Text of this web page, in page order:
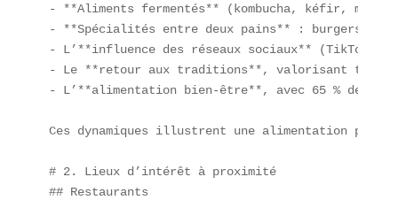
- **Aliments fermentés** (kombucha, kéfir,
- **Spécialités entre deux pains** : burgers
- L’**influence des réseaux sociaux**
- Le **retour aux traditions**, valorisant
- L’**alimentation bien-être**, avec 65 % des
Ces dynamiques illustrent une alimentation
# 2. Lieux d’intérêt à proximité
## Restaurants